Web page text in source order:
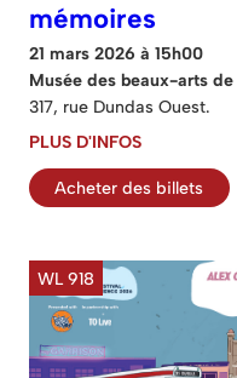
mémoires
21 mars 2026 à 15h00
Musée des beaux-arts
317, rue Dundas Ouest.
PLUS D'INFOS
Acheter des billets
WL 918